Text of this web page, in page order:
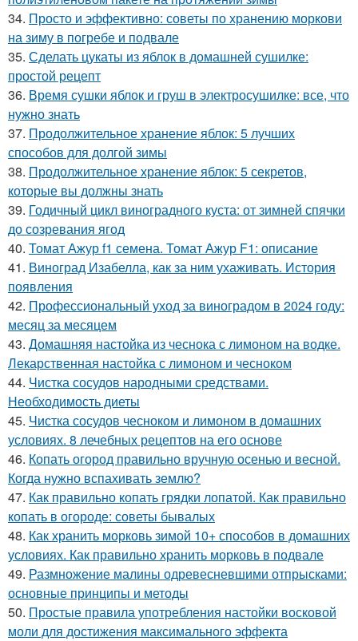
34. Просто и эффективно: советы по хранению моркови
на зиму в погребе и подвале
35. Сделать цукаты из яблок в домашней сушилке:
простой рецепт
36. Время сушки яблок и груш в электросушилке: все, что
нужно знать
37. Продолжительное хранение яблок: 5 лучших
способов для долгой зимы
38. Продолжительное хранение яблок: 5 секретов,
которые вы должны знать
39. Годичный цикл виноградного куста: от зимней спячки
до созревания ягод
40. Томат Ажур f1 семена. Томат Ажур F1: описание
41. Виноград Изабелла, как за ним ухаживать. История
появления
42. Профессиональный уход за виноградом в 2024 году:
месяц за месяцем
43. Домашняя настойка из чеснока с лимоном на водке.
Лекарственная настойка с лимоном и чесноком
44. Чистка сосудов народными средствами.
Необходимость диеты
45. Чистка сосудов чесноком и лимоном в домашних
условиях. 8 лечебных рецептов на его основе
46. Копать огород правильно вручную осенью и весной.
Когда нужно вспахивать землю?
47. Как правильно копать грядки лопатой. Как правильно
копать в огороде: советы бывалых
48. Как хранить морковь зимой 10+ способов в домашних
условиях. Как правильно хранить морковь в подвале
49. Размножение малины одревесневшими отпрысками:
основные принципы и методы
50. Простые правила употребления настойки восковой
моли для достижения максимального эффекта